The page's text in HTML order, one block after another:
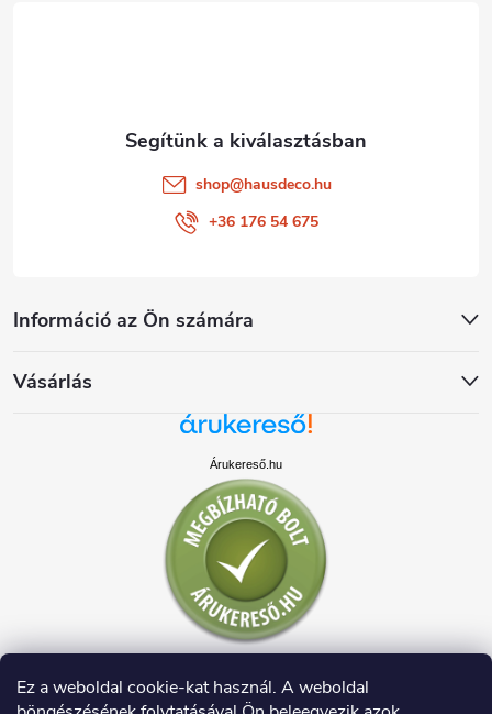
Ez a weboldal cookie-kat használ. A weboldal
Információ az Ön számára
Vásárlás
shop@hausdeco.hu
+36 176 54 675
Árukereső.hu